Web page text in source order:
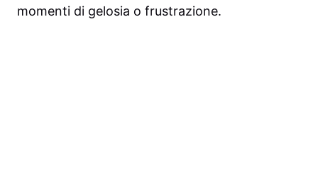
momenti di gelosia o frustrazione.